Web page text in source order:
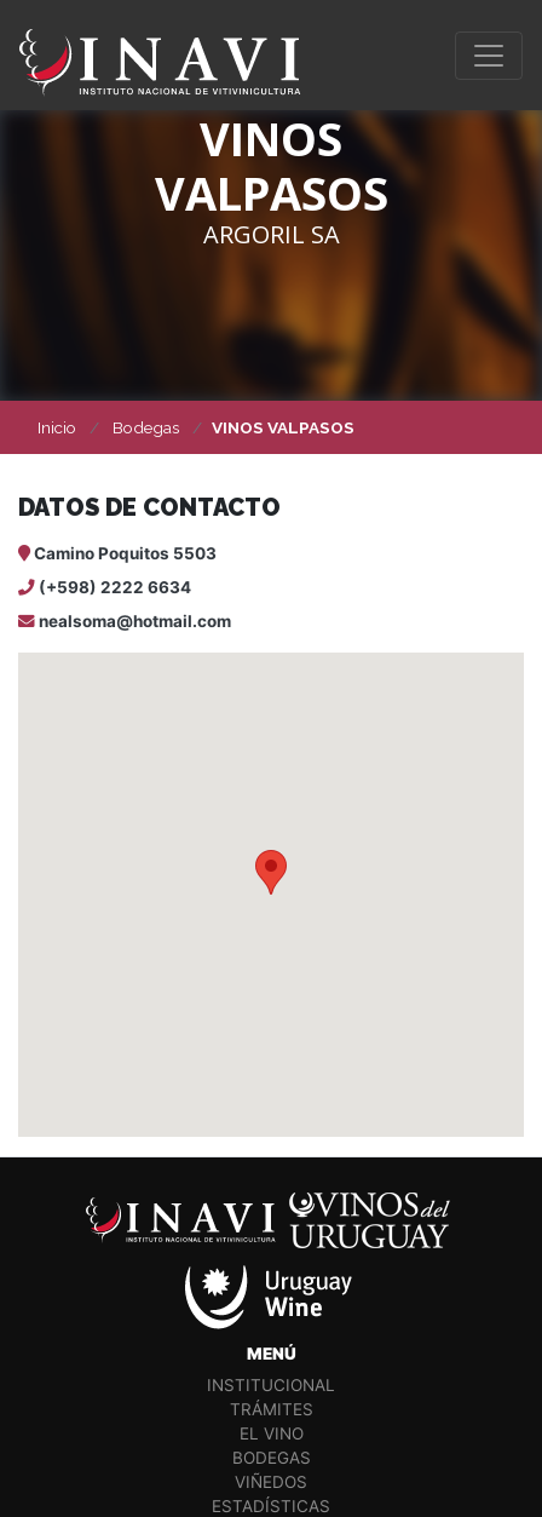
VINOS
VALPASOS
ARGORIL SA
Inicio Bodegas VINOS VALPASOS
DATOS DE CONTACTO
Camino Poquitos 5503
(+598) 2222 6634
nealsoma@hotmail.com
MENÚ
INSTITUCIONAL
TRÁMITES
EL VINO
BODEGAS
VIÑEDOS
ESTADÍSTICAS